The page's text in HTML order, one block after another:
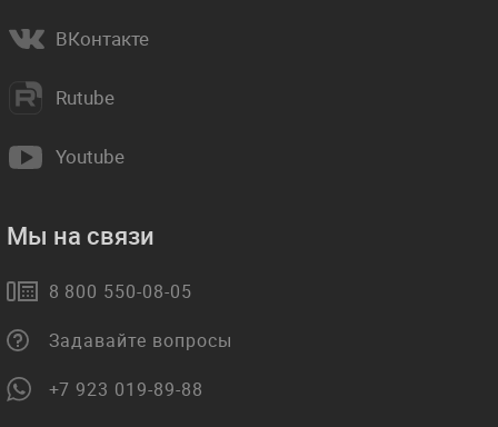
ВКонтакте
Rutube
Youtube
Мы на связи
8 800 550-08-05
Задавайте вопросы
+7 923 019-89-88